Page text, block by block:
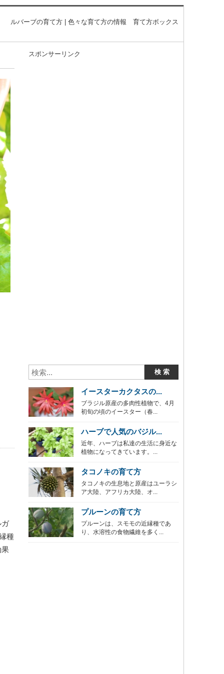
ルバーブの育て方 | 色々な育て方の情報 育て方ボックス
ガ
種
果
スポンサーリンク
イースターカクタスの...
ブラジル原産の多肉性植物で、4月
初旬の頃のイースター（春...
ハーブで人気のバジル...
近年、ハーブは私達の生活に身近な
植物になってきています。...
タコノキの育て方
タコノキの生息地と原産はユーラシ
ア大陸、アフリカ大陸、オ...
プルーンの育て方
プルーンは、スモモの近縁種であ
り、水溶性の食物繊維を多く...